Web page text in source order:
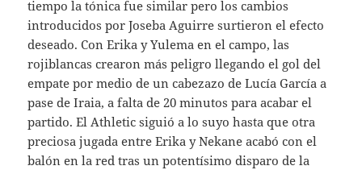
tiempo la tónica fue similar pero los cambios
introducidos por Joseba Aguirre surtieron el efecto
deseado. Con Erika y Yulema en el campo, las
rojiblancas crearon más peligro llegando el gol del
empate por medio de un cabezazo de Lucía García a
pase de Iraia, a falta de 20 minutos para acabar el
partido. El Athletic siguió a lo suyo hasta que otra
preciosa jugada entre Erika y Nekane acabó con el
balón en la red tras un potentísimo disparo de la